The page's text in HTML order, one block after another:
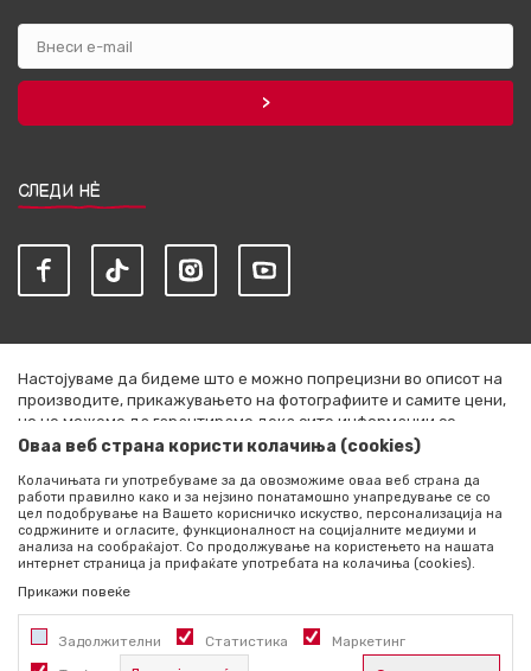
СЛЕДИ НЀ
Настојуваме да бидеме што е можно попрецизни во описот на
производите, прикажувањето на фотографиите и самите цени,
но не можеме да гарантираме дека сите информации се
комплетни и без грешки. Сите артикли прикажани на сајтот се
секој момент. Расположливоста на производите можете да ја
проверите со повик на +389 76 444 490
©2026 literatura.mk, Изработено одNB SOFT. Сите права
задржани.
Оваа веб страна користи колачиња (cookies)
Колачињата ги употребуваме за да овозможиме оваа веб страна да
работи правилно како и за нејзино понатамошно унапредување се со
цел подобрување на Вашето корисничко искуство, персонализација на
содржините и огласите, функционалност на социјалните медиуми и
анализа на сообраќајот. Со продолжување на користењето на нашата
интернет страница ја прифаќате употребата на колачиња (cookies).
Прикажи повеќе
Задолжителни Статистика Маркетинг